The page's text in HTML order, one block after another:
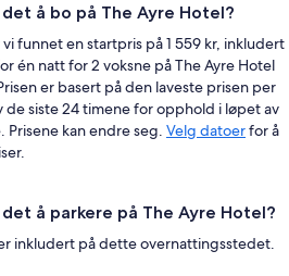
å bo på The Ayre Hotel?
funnet en startpris på 1 559 kr, inkludert
én natt for 2 voksne på The Ayre Hotel
er basert på den laveste prisen per
de siste 24 timene for opphold i løpet av
kan endre seg. Velg datoerfor å
å parkere på The Ayre Hotel?
inkludert på dette overnattingsstedet.